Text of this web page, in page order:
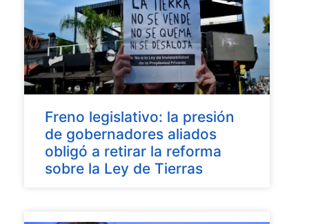
Freno legislativo: la presión
de gobernadores aliados
obligó a retirar la reforma
sobre la Ley de Tierras